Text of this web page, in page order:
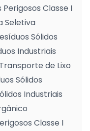
Classe I
Seletiva
Sólidos
Industriais
de Lixo
Sólidos
Industriais
Classe I